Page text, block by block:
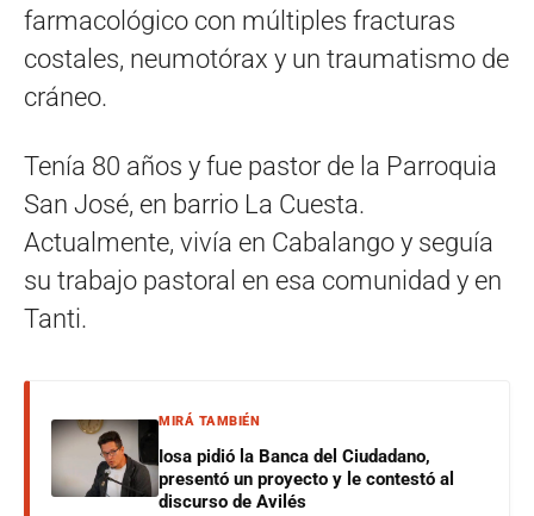
farmacológico con múltiples fracturas
costales, neumotórax y un traumatismo de
cráneo.
Tenía 80 años y fue pastor de la Parroquia
San José, en barrio La Cuesta.
Actualmente, vivía en Cabalango y seguía
su trabajo pastoral en esa comunidad y en
Tanti.
MIRÁ TAMBIÉN
Iosa pidió la Banca del Ciudadano,
presentó un proyecto y le contestó al
discurso de Avilés